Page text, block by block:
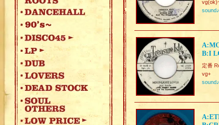
sound♪
B:I
定番
vg+
sound♪